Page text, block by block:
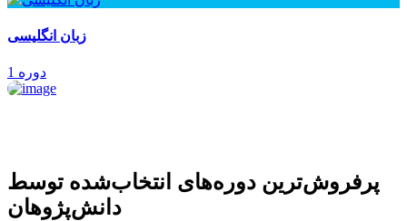
زبان انگلیسی
1 دوره
پرفروش‌ترین‌ دوره‌های انتخاب‌شده توسط
دانش‌پژوهان